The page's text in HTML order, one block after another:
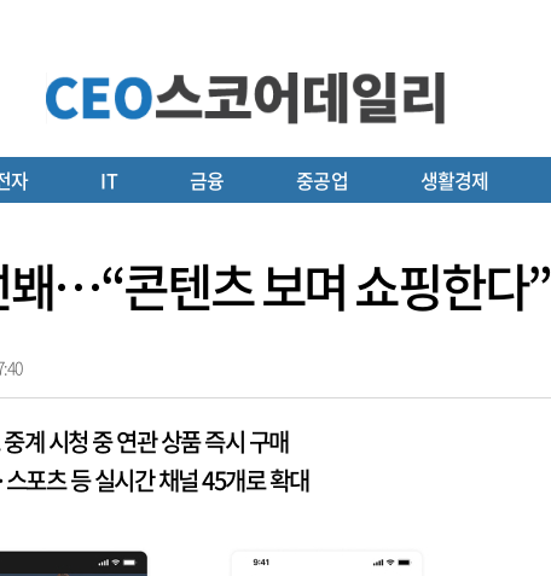
자 IT 금융 중공업 생활경제
봬…“콘텐츠 보며 쇼핑한다”
계 시청 중 연관 상품 즉시 구매
포츠 등 실시간 채널 45개로 확대